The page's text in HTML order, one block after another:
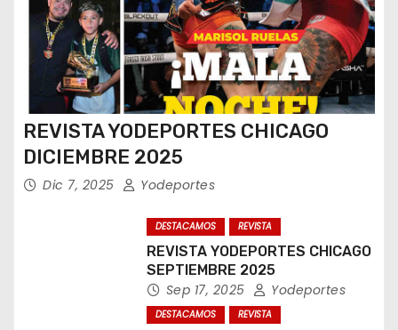
REVISTA YODEPORTES CHICAGO
DICIEMBRE 2025
Dic 7, 2025 Yodeportes
DESTACAMOS REVISTA
REVISTA YODEPORTES CHICAGO
SEPTIEMBRE 2025
Sep 17, 2025 Yodeportes
DESTACAMOS REVISTA